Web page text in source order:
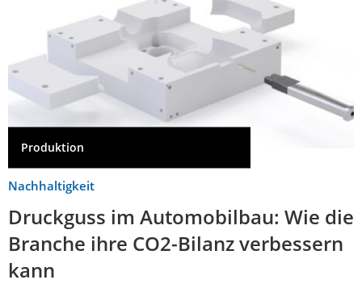
Produktion
Nachhaltigkeit
Druckguss im Automobilbau: Wie die
Branche ihre CO2-Bilanz verbessern
kann